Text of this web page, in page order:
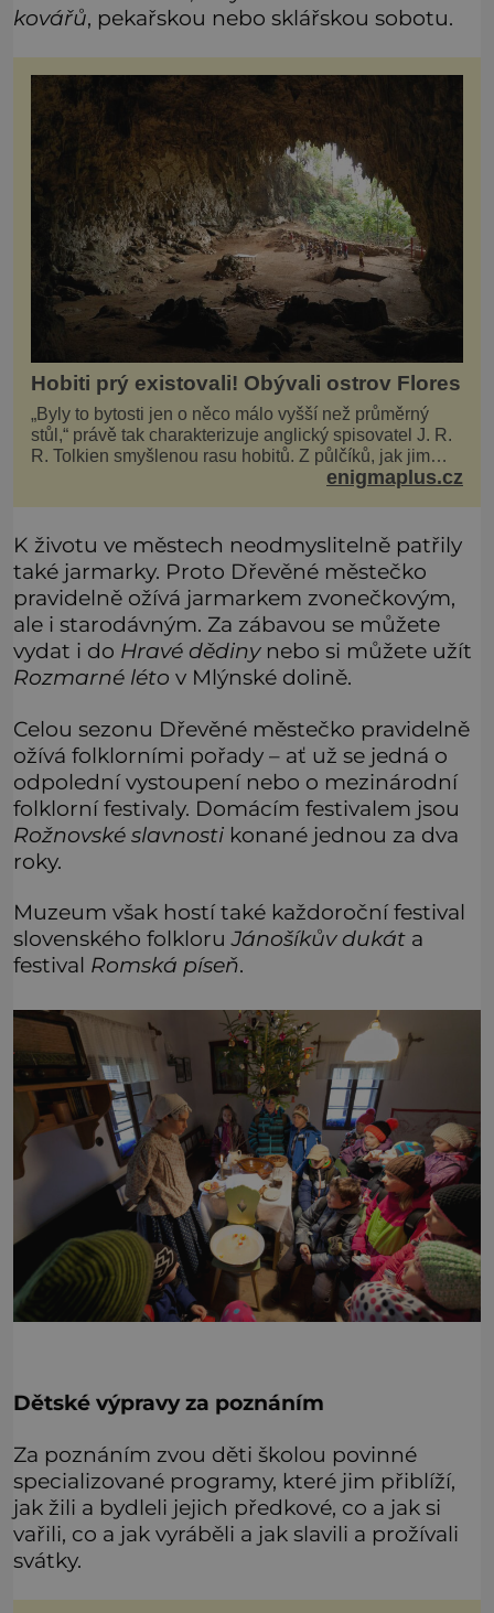
kovářů, pekařskou nebo sklářskou sobotu.
Hobiti prý existovali! Obývali ostrov Flores
„Byly to bytosti jen o něco málo vyšší než průměrný
stůl,“ právě tak charakterizuje anglický spisovatel J. R.
R. Tolkien smyšlenou rasu hobitů. Z půlčíků, jak jim
říká, následně udělá hlavní hrdiny svých slavných
enigmaplus.cz
K životu ve městech neodmyslitelně patřily
také jarmarky. Proto Dřevěné městečko
pravidelně ožívá jarmarkem zvonečkovým,
ale i starodávným. Za zábavou se můžete
vydat i do Hravé dědinynebo si můžete užít
Rozmarné léto v Mlýnské dolině.
Celou sezonu Dřevěné městečko pravidelně
ožívá folklorními pořady – ať už se jedná o
odpolední vystoupení nebo o mezinárodní
folklorní festivaly. Domácím festivalem jsou
Rožnovské slavnosti konané jednou za dva
roky.
Muzeum však hostí také každoroční festival
slovenského folkloruJánošíkův dukát a
festival Romská píseň.
Dětské výpravy za poznáním
Za poznáním zvou děti školou povinné
specializované programy, které jim přiblíží,
jak žili a bydleli jejich předkové, co a jak si
vařili, co a jak vyráběli a jak slavili a prožívali
svátky.